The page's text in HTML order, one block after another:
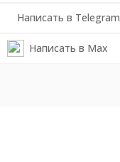
Написать в Telegram
Написать в Max